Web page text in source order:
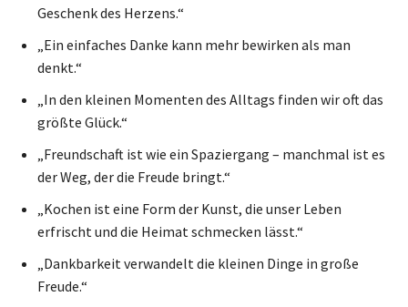
Geschenk des Herzens.“
„Ein einfaches Danke kann mehr bewirken als man
denkt.“
„In den kleinen Momenten des Alltags finden wir oft das
größte Glück.“
„Freundschaft ist wie ein Spaziergang – manchmal ist es
der Weg, der die Freude bringt.“
„Kochen ist eine Form der Kunst, die unser Leben
erfrischt und die Heimat schmecken lässt.“
„Dankbarkeit verwandelt die kleinen Dinge in große
Freude.“